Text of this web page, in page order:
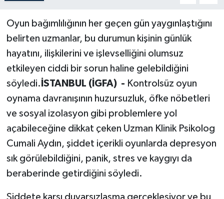
Oyun bağımlılığının her geçen gün yaygınlaştığını
belirten uzmanlar, bu durumun kişinin günlük
hayatını, ilişkilerini ve işlevselliğini olumsuz
etkileyen ciddi bir sorun haline gelebildiğini
söyledi. İSTANBUL (İGFA) - Kontrolsüz oyun
oynama davranışının huzursuzluk, öfke nöbetleri
ve sosyal izolasyon gibi problemlere yol
açabileceğine dikkat çeken Uzman Klinik Psikolog
Cumali Aydın, şiddet içerikli oyunlarda depresyon
sık görülebildiğini, panik, stres ve kaygıyı da
beraberinde getirdiğini söyledi.